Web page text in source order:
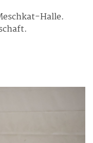
Halle.